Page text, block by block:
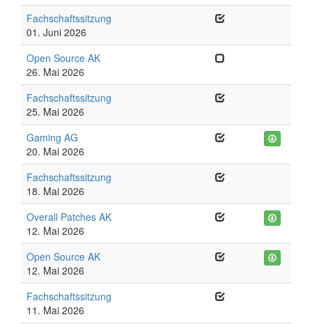
Fachschaftssitzung
01. Juni 2026
Open Source AK
26. Mai 2026
Fachschaftssitzung
25. Mai 2026
Gaming AG
20. Mai 2026
Fachschaftssitzung
18. Mai 2026
Overall Patches AK
12. Mai 2026
Open Source AK
12. Mai 2026
Fachschaftssitzung
11. Mai 2026